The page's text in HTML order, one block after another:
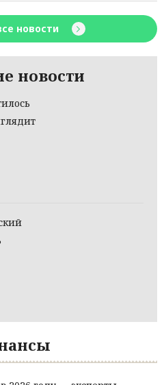
новости
новости